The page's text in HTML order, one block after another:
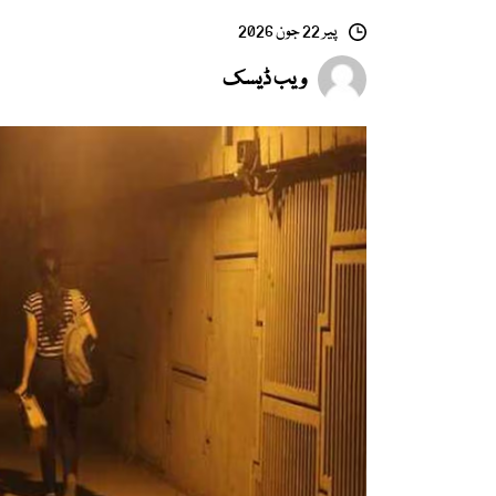
پیر 22 جون 2026
ویب ڈیسک